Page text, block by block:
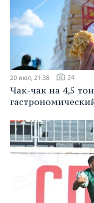
20 июл, 21:38 24
Чак-чак на 4,5